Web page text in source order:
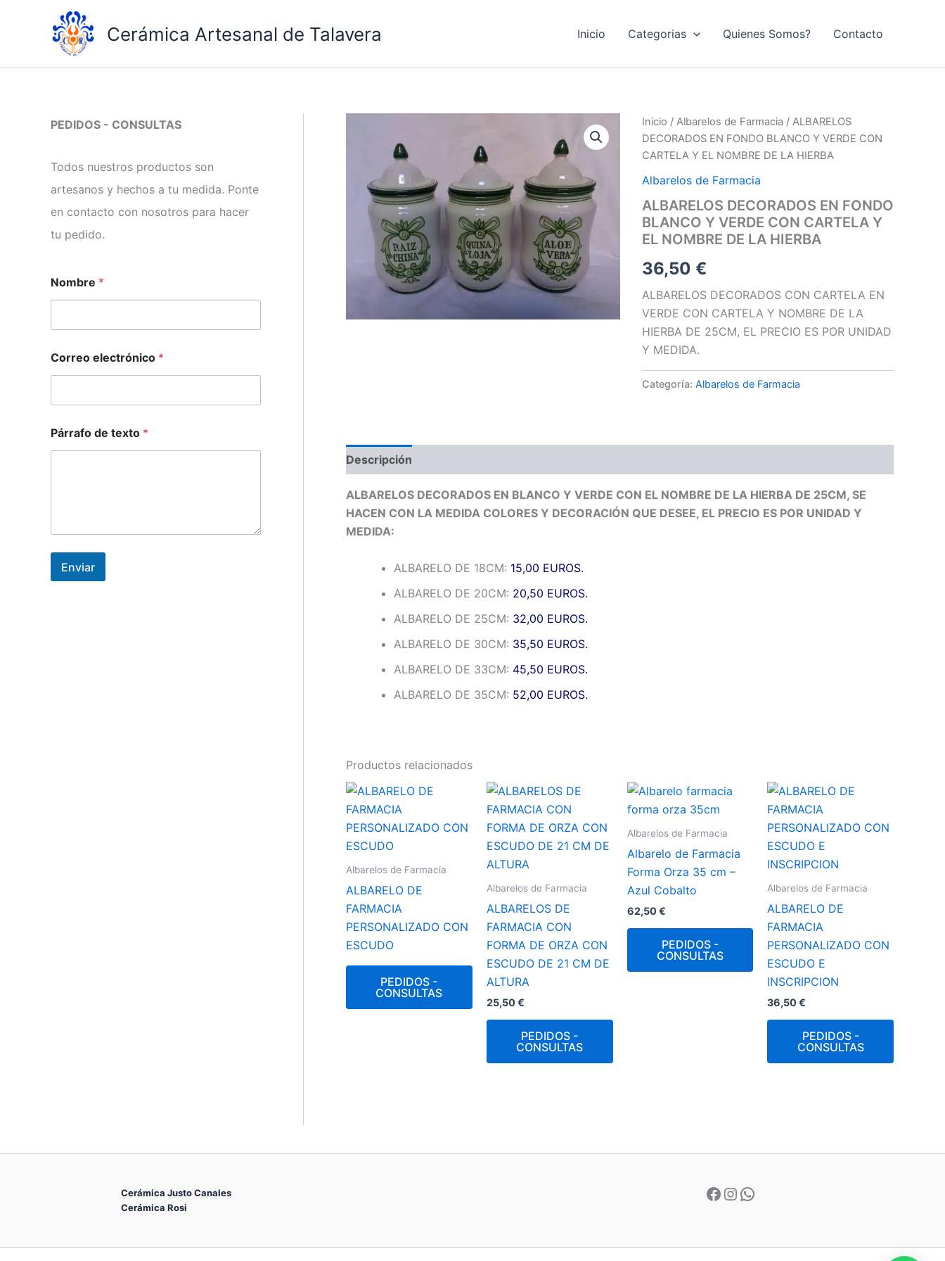
Cerámica Artesanal de Talavera Inicio Categorias Quienes Somos? Contacto
PEDIDOS - CONSULTAS
Todos nuestros productos son
artesanos y hechos a tu medida. Ponte
en contacto con nosotros para hacer
tu pedido.
d
e
e
t
o
Nombre *
Correo electrónico *
Párrafo de texto *
Enviar
Inicio / Albarelos de Farmacia / ALBARELOS
DECORADOS EN FONDO BLANCO Y VERDE CON
CARTELA Y EL NOMBRE DE LA HIERBA
Albarelos de Farmacia
ALBARELOS DECORADOS EN FONDO
BLANCO Y VERDE CON CARTELA Y
EL NOMBRE DE LA HIERBA
36,50 €
ALBARELOS DECORADOS CON CARTELA EN
VERDE CON CARTELA Y NOMBRE DE LA
HIERBA DE 25CM, EL PRECIO ES POR UNIDAD
Y MEDIDA.
Categoría: Albarelos de Farmacia
Descripción
ALBARELOS DECORADOS EN BLANCO Y VERDE CON EL NOMBRE DE LA HIERBA DE 25CM, SE
HACEN CON LA MEDIDA COLORES Y DECORACIÓN QUE DESEE, EL PRECIO ES POR UNIDAD Y
MEDIDA:
ALBARELO DE 18CM: 15,00 EUROS.
ALBARELO DE 20CM: 20,50 EUROS.
ALBARELO DE 25CM: 32,00 EUROS.
ALBARELO DE 30CM: 35,50 EUROS.
ALBARELO DE 33CM: 45,50 EUROS.
ALBARELO DE 35CM: 52,00 EUROS.
Productos relacionados
Albarelos de Farmacia
ALBARELO DE
FARMACIA
PERSONALIZADO CON
ESCUDO
PEDIDOS -
CONSULTAS
Albarelos de Farmacia
ALBARELOS DE
FARMACIA CON
FORMA DE ORZA CON
ESCUDO DE 21 CM DE
ALTURA
25,50€
PEDIDOS -
CONSULTAS
Albarelos de Farmacia
Albarelo de Farmacia
Forma Orza 35 cm –
Azul Cobalto
62,50€
PEDIDOS -
CONSULTAS
Albarelos de Farmacia
ALBARELO DE
FARMACIA
PERSONALIZADO CON
ESCUDO E
INSCRIPCION
36,50€
PEDIDOS -
CONSULTAS
Cerámica Justo Canales
Cerámica Rosi
Facebook
Instagram
WhatsApp